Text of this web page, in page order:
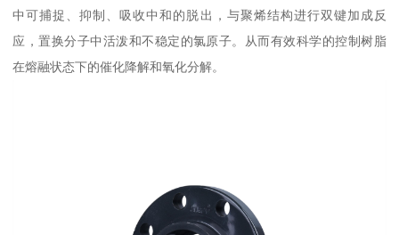
中可捕捉、抑制、吸收中和的脱出，与聚烯结构进行双键加成反
应，置换分子中活泼和不稳定的氯原子。从而有效科学的控制树脂
在熔融状态下的催化降解和氧化分解。